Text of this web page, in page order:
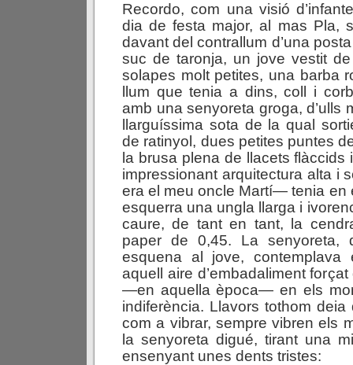
Recordo, com una visió
dia de festa major, al mas Pla,
davant del contrallum d’una
suc de taronja, un jove vestit
solapes molt petites, una barba
llum que tenia a dins, coll i
amb una senyoreta groga, d’ulls
llarguíssima sota de la qual
de ratinyol, dues petites puntes
la brusa plena de llacets flàccids
impressionant arquitectura alta i
era el meu oncle Martí— tenia en
esquerra una ungla llarga i
caure, de tant en tant, la
paper de 0,45. La senyoreta,
esquena al jove, contemplava
aquell aire d’embadaliment
—en aquella època— en els
indiferència. Llavors tothom
com a vibrar, sempre vibren els
la senyoreta digué, tirant una
ensenyant unes dents tristes: